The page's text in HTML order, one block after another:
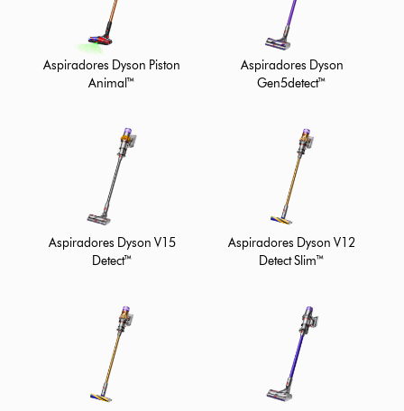
Aspiradores Dyson Piston
Animal™
Aspiradores Dyson
Gen5detect™
Aspiradores Dyson V15
Detect™
Aspiradores Dyson V12
Detect Slim™